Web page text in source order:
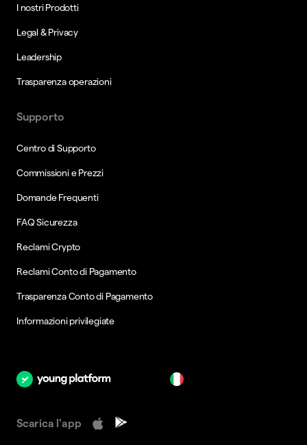
I nostri Prodotti
Legal & Privacy
Leadership
Trasparenza operazioni
Supporto
Centro di Supporto
Commissioni e Prezzi
Domande Frequenti
FAQ Sicurezza
Reclami Crypto
Reclami Conto di Pagamento
Trasparenza Conto di Pagamento
Informazioni privilegiate
Scarica l'app